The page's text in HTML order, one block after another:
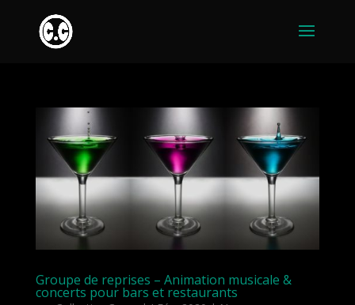
Groupe de reprises – Animation musicale &
concerts pour bars et restaurants